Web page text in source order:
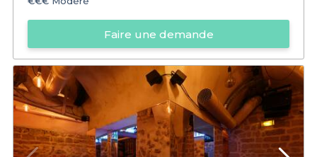
Faire une demande